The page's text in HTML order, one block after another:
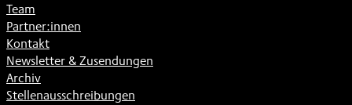
Team
Partner:innen
Kontakt
Newsletter & Zusendungen
Archiv
Stellenausschreibungen